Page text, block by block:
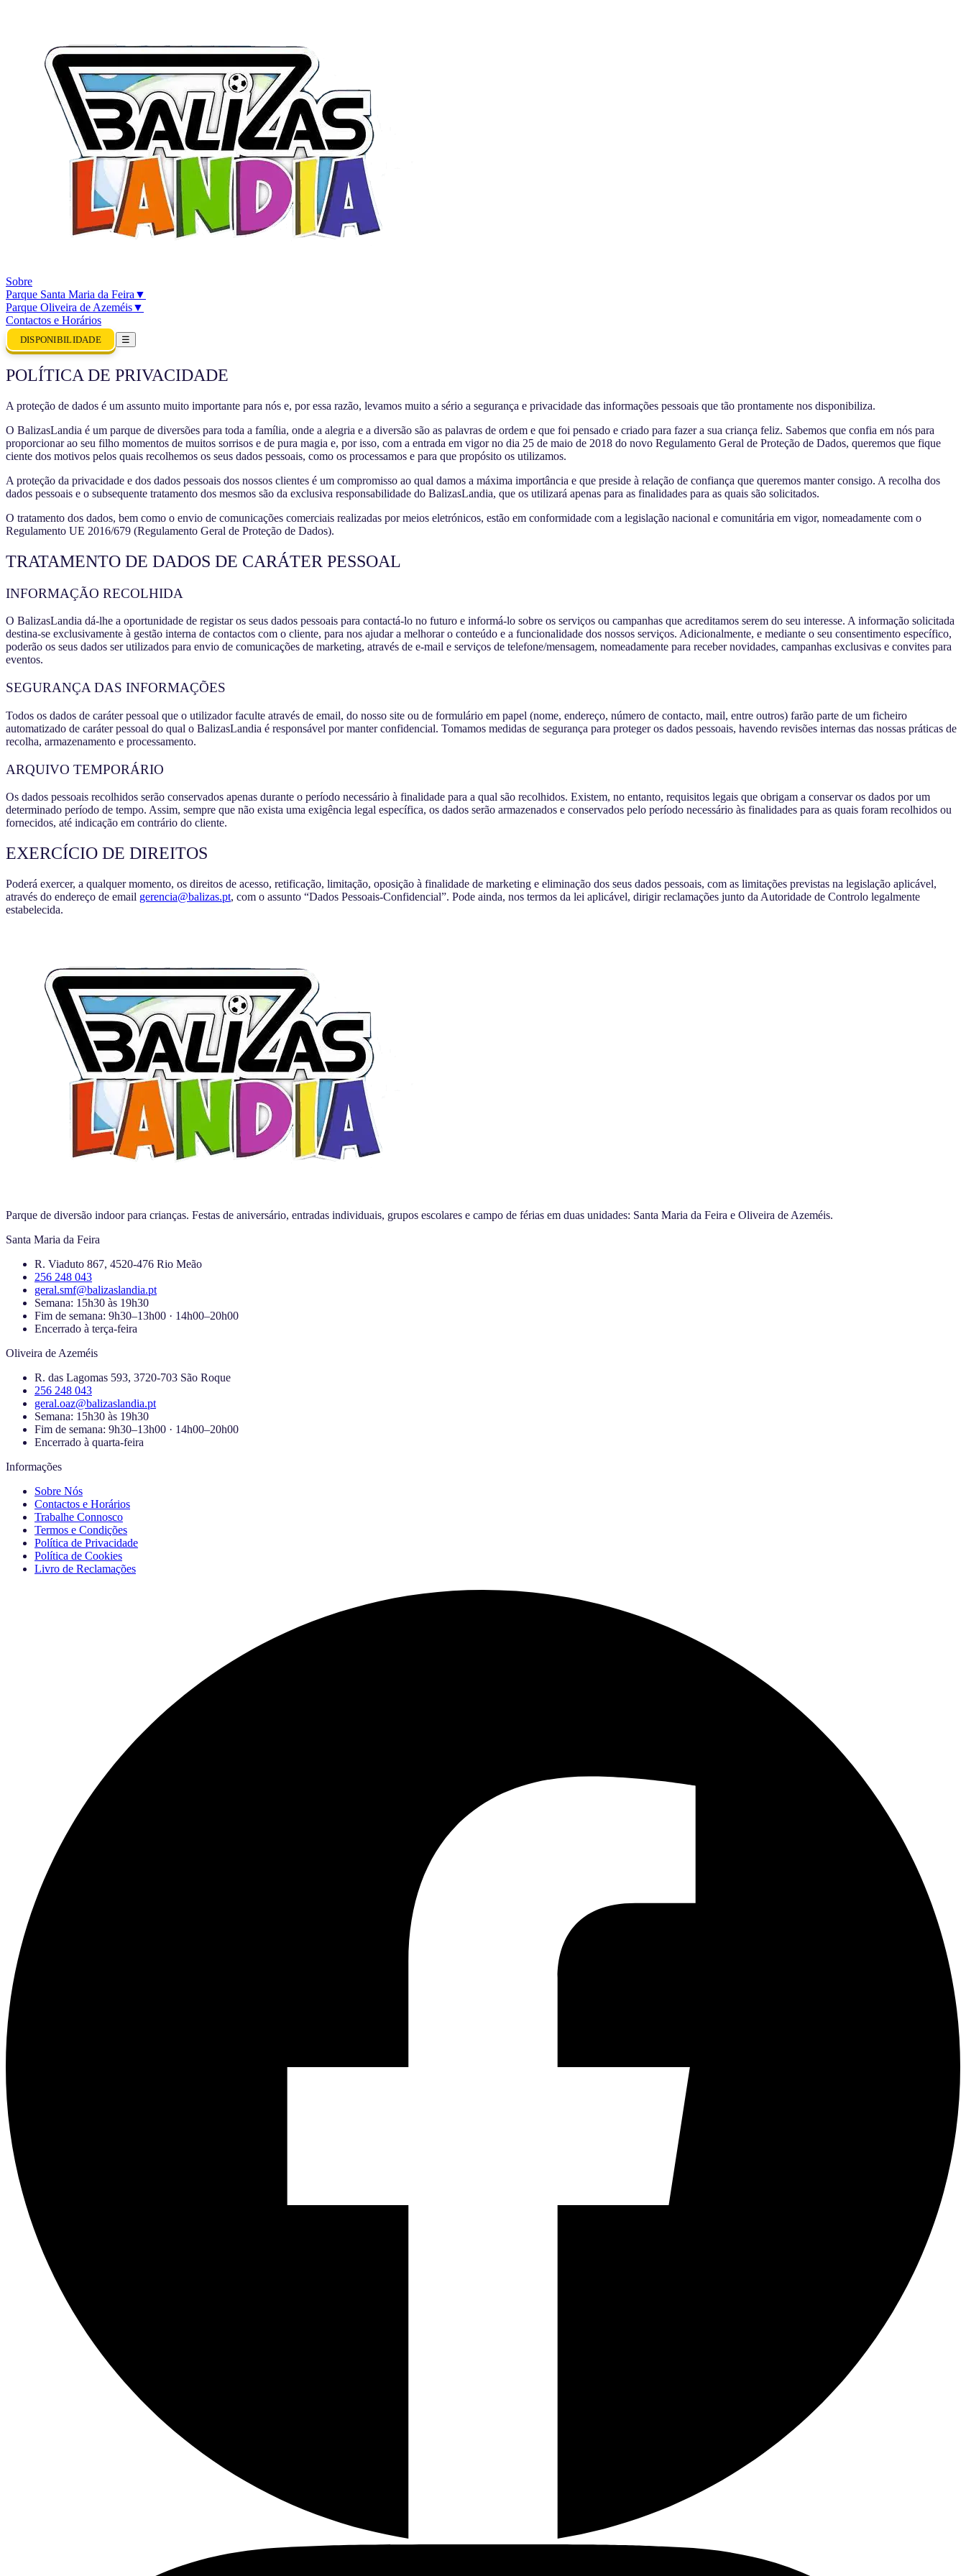
Sobre
Parque Santa Maria da Feira ▼
Parque Oliveira de Azeméis▼
Contactos e Horários
DISPONIBILIDADE ☰
POLÍTICA DE PRIVACIDADE
A proteção de dados é um assunto muito importante para nós e, por essa razão, levamos muito a sério a segurança e privacidade das informações pessoais que tão prontamente nos disponibiliza.
O BalizasLandia é um parque de diversões para toda a família, onde a alegria e a diversão são as palavras de ordem e que foi pensado e criado para fazer a sua criança feliz. Sabemos que confia em nós para
proporcionar ao seu filho momentos de muitos sorrisos e de pura magia e, por isso, com a entrada em vigor no dia 25 de maio de 2018 do novo Regulamento Geral de Proteção de Dados, queremos que fique
ciente dos motivos pelos quais recolhemos os seus dados pessoais, como os processamos e para que propósito os utilizamos.
A proteção da privacidade e dos dados pessoais dos nossos clientes é um compromisso ao qual damos a máxima importância e que preside à relação de confiança que queremos manter consigo. A recolha dos
dados pessoais e o subsequente tratamento dos mesmos são da exclusiva responsabilidade do BalizasLandia, que os utilizará apenas para as finalidades para as quais são solicitados.
O tratamento dos dados, bem como o envio de comunicações comerciais realizadas por meios eletrónicos, estão em conformidade com a legislação nacional e comunitária em vigor, nomeadamente com o
Regulamento UE 2016/679 (Regulamento Geral de Proteção de Dados).
TRATAMENTO DE DADOS DE CARÁTER PESSOAL
INFORMAÇÃO RECOLHIDA
O BalizasLandia dá-lhe a oportunidade de registar os seus dados pessoais para contactá-lo no futuro e informá-lo sobre os serviços ou campanhas que acreditamos serem do seu interesse. A informação solicitada
destina-se exclusivamente à gestão interna de contactos com o cliente, para nos ajudar a melhorar o conteúdo e a funcionalidade dos nossos serviços. Adicionalmente, e mediante o seu consentimento específico,
poderão os seus dados ser utilizados para envio de comunicações de marketing, através de e-mail e serviços de telefone/mensagem, nomeadamente para receber novidades, campanhas exclusivas e convites para
eventos.
SEGURANÇA DAS INFORMAÇÕES
Todos os dados de caráter pessoal que o utilizador faculte através de email, do nosso site ou de formulário em papel (nome, endereço, número de contacto, mail, entre outros) farão parte de um ficheiro
automatizado de caráter pessoal do qual o BalizasLandia é responsável por manter confidencial. Tomamos medidas de segurança para proteger os dados pessoais, havendo revisões internas das nossas práticas de
recolha, armazenamento e processamento.
ARQUIVO TEMPORÁRIO
Os dados pessoais recolhidos serão conservados apenas durante o período necessário à finalidade para a qual são recolhidos. Existem, no entanto, requisitos legais que obrigam a conservar os dados por um
determinado período de tempo. Assim, sempre que não exista uma exigência legal específica, os dados serão armazenados e conservados pelo período necessário às finalidades para as quais foram recolhidos ou
fornecidos, até indicação em contrário do cliente.
EXERCÍCIO DE DIREITOS
Poderá exercer, a qualquer momento, os direitos de acesso, retificação, limitação, oposição à finalidade de marketing e eliminação dos seus dados pessoais, com as limitações previstas na legislação aplicável,
através do endereço de email gerencia@balizas.pt, com o assunto “Dados Pessoais-Confidencial”. Pode ainda, nos termos da lei aplicável, dirigir reclamações junto da Autoridade de Controlo legalmente
estabelecida.
Parque de diversão indoor para crianças. Festas de aniversário, entradas individuais, grupos escolares e campo de férias em duas unidades: Santa Maria da Feira e Oliveira de Azeméis.
Santa Maria da Feira
R. Viaduto 867, 4520-476 Rio Meão
256 248 043
geral.smf@balizaslandia.pt
Semana: 15h30 às 19h30
Fim de semana: 9h30–13h00 · 14h00–20h00
Encerrado à terça-feira
Oliveira de Azeméis
R. das Lagomas 593, 3720-703 São Roque
256 248 043
geral.oaz@balizaslandia.pt
Semana: 15h30 às 19h30
Fim de semana: 9h30–13h00 · 14h00–20h00
Encerrado à quarta-feira
Informações
Sobre Nós
Contactos e Horários
Trabalhe Connosco
Termos e Condições
Política de Privacidade
Política de Cookies
Livro de Reclamações